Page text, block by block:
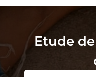
Etude